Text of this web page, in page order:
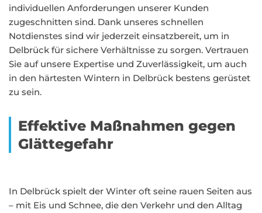
individuellen Anforderungen unserer Kunden
zugeschnitten sind. Dank unseres schnellen
Notdienstes sind wir jederzeit einsatzbereit, um in
Delbrück für sichere Verhältnisse zu sorgen. Vertrauen
Sie auf unsere Expertise und Zuverlässigkeit, um auch
in den härtesten Wintern in Delbrück bestens gerüstet
zu sein.
Effektive Maßnahmen gegen
Glättegefahr
In Delbrück spielt der Winter oft seine rauen Seiten aus
– mit Eis und Schnee, die den Verkehr und den Alltag